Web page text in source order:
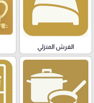
الفرش المنزلي